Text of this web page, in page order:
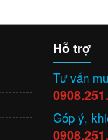
Hỗ trợ
Tư vấn
Góp ý,